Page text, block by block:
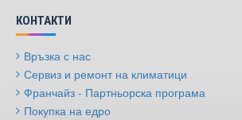
КОНТАКТИ
Връзка с нас
Сервиз и ремонт на климатици
Франчайз - Партньорска програма
Покупка на едро